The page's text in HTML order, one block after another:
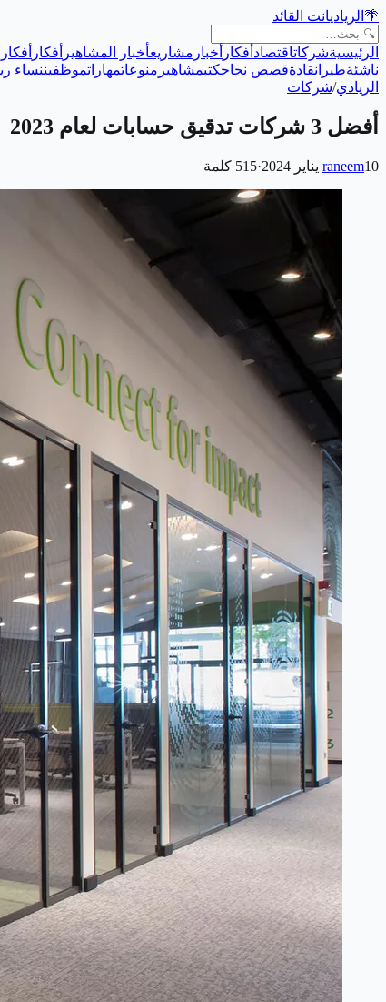
🌴 الرياديانت القائد
الرئيسيةشركاتاقتصاد أفكار أخبار مشاريعأخبار المشاهير أفكار
ناشئةطيرانقادةقصص نجاحكتبمشاهير منوعاتمهاراتموظفيننساء
الريادي/شركات
أفضل 3 شركات تدقيق حسابات لعام 2023
raneem10 يناير 2024 ·
515 كلمة